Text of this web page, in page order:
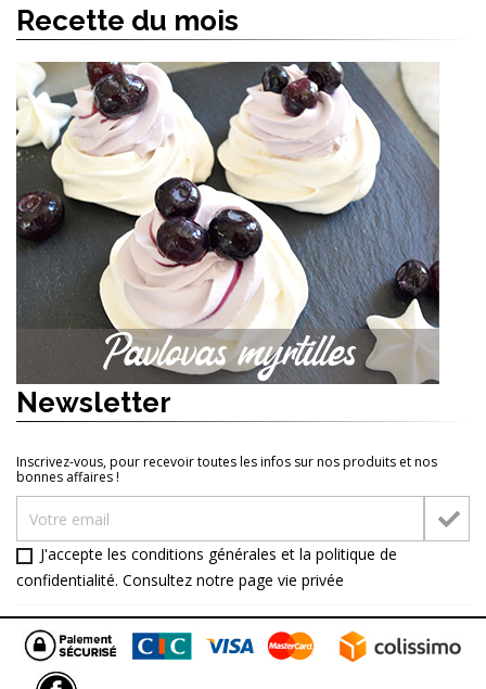
 AJOUTER AU PANIER
Recette du mois
Newsletter
Inscrivez-vous, pour recevoir toutes les infos sur nos produits et nos
bonnes affaires !
J'accepte les conditions générales et la politique de
confidentialité. Consultez notre page vie privée